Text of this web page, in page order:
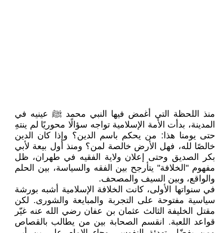
منذ اللحظة التي أغمض فيها النبي محمد ﷺ عينيه في
المدينة، بدأت الأمة الإسلامية تواجه سؤالًا محوريًا لم ينتهِ
حتى يومنا هذا: من يحكم باسم الدين؟ وإذا كان الدين
خالصًا لله، فهل الأرض خالصة لمن؟ ومنذ أول بيعة لأبي
بكر الصديق وحتى إعلان ولاية الفقيه في طهران، ظل
مفهوم "الخلافة" يتأرجح بين الفقه والسياسة، بين الحلم
والواقع، وبين السيف والمصحف.
في سنواتها الأولى، كانت الخلافة الإسلامية أشبه بورشة
سياسية مفتوحة على التجربة والمبايعة والشورى. لكن
مقتل الخليفة الثالث عثمان بن عفان رضي الله عنه غيّر
قواعد اللعبة. انقسم الصحابة بين من يطالب بالقصاص